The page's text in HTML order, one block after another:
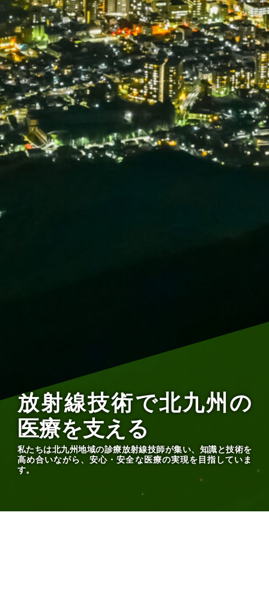
放射線技術で北九州の
医療を支える
私たちは北九州地域の診療放射線技師が集い、知識と技術を
高め合いながら、安心・安全な医療の実現を目指していま
す。